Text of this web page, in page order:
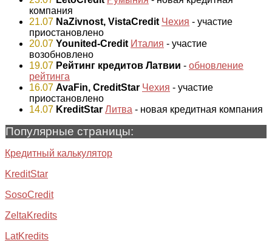
компания
21.07 NaZivnost, VistaCredit Чехия - участие
приостановлено
20.07 Younited-Credit Италия - участие
возобновлено
19.07 Рейтинг кредитов Латвии - обновление
рейтинга
16.07 AvaFin, CreditStar Чехия - участие
приостановлено
14.07 KreditStar Литва - новая кредитная компания
Популярные страницы:
Кредитный калькулятор
KreditStar
SosoCredit
ZeltaKredits
LatKredits